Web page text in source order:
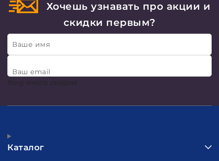
Хочешь узнавать про акции и
скидки первым?
Ваше имя
Ваш email
Хочу много скидок!
Каталог